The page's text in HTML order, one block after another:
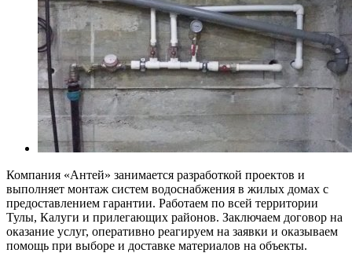
Компания «Антей» занимается разработкой проектов и
выполняет монтаж систем водоснабжения в жилых домах с
предоставлением гарантии. Работаем по всей территории
Тулы, Калуги и прилегающих районов. Заключаем договор на
оказание услуг, оперативно реагируем на заявки и оказываем
помощь при выборе и доставке материалов на объекты.